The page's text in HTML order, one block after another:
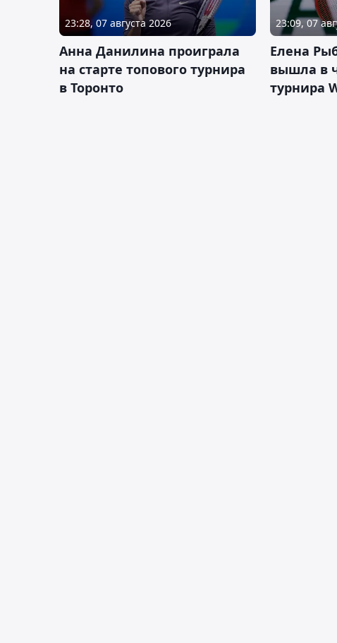
23:28, 07 августа 2026
Анна Данилина проиграла
на старте топового турнира
в Торонто
23:09, 07
Елена
вышла в
турнира